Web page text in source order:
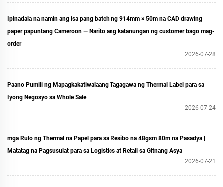
Ipinadala na namin ang isa pang batch ng 914mm × 50m na CAD drawing
paper papuntang Cameroon — Narito ang katanungan ng customer bago mag-
order
2026-07-28
Paano Pumili ng Mapagkakatiwalaang Tagagawa ng Thermal Label para sa
Iyong Negosyo sa Whole Sale
2026-07-24
mga Rulo ng Thermal na Papel para sa Resibo na 48gsm 80m na Pasadya |
Matatag na Pagsusulat para sa Logistics at Retail sa Gitnang Asya
2026-07-21